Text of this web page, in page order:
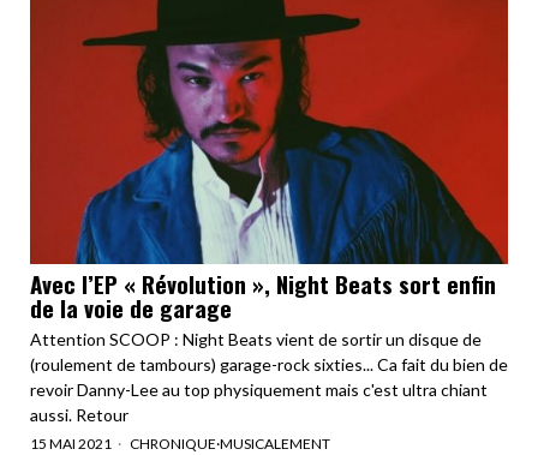
Avec l’EP « Révolution », Night Beats sort enfin
de la voie de garage
Attention SCOOP : Night Beats vient de sortir un disque de
(roulement de tambours) garage-rock sixties... Ca fait du bien de
revoir Danny-Lee au top physiquement mais c'est ultra chiant
aussi. Retour
15 MAI 2021 CHRONIQUE·MUSICALEMENT